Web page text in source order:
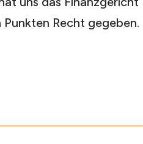
Punkten Recht gegeben.